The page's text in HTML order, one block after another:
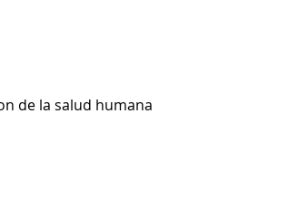
de la salud humana